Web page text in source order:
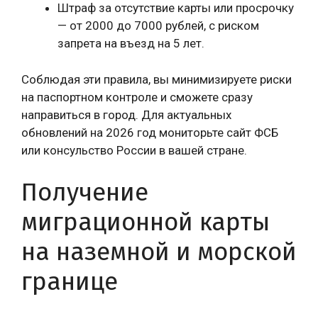
Штраф за отсутствие карты или просрочку
— от 2000 до 7000 рублей, с риском
запрета на въезд на 5 лет.
Соблюдая эти правила, вы минимизируете риски
на паспортном контроле и сможете сразу
направиться в город. Для актуальных
обновлений на 2026 год мониторьте сайт ФСБ
или консульство России в вашей стране.
Получение
миграционной карты
на наземной и морской
границе